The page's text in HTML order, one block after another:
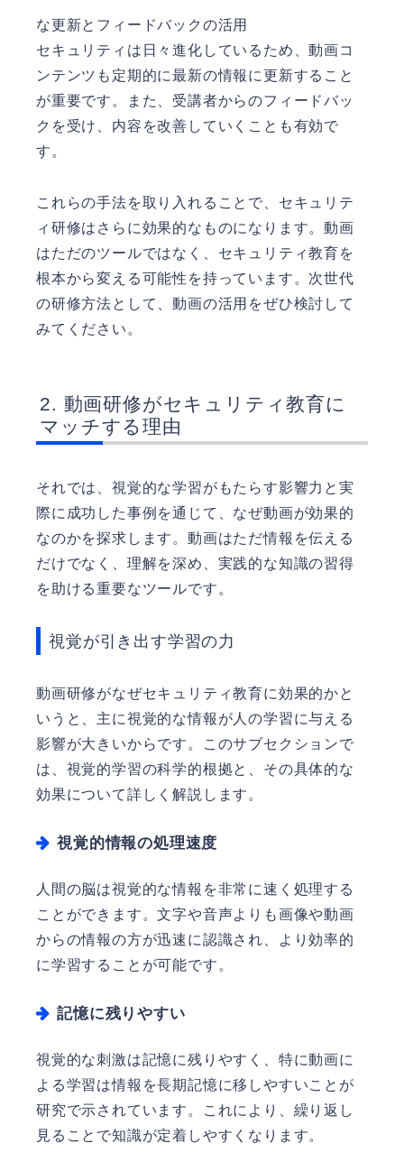
な更新とフィードバックの活用
セキュリティは日々進化しているため、動画コ
ンテンツも定期的に最新の情報に更新すること
が重要です。また、受講者からのフィードバッ
クを受け、内容を改善していくことも有効で
す。
これらの手法を取り入れることで、セキュリテ
ィ研修はさらに効果的なものになります。動画
はただのツールではなく、セキュリティ教育を
根本から変える可能性を持っています。次世代
の研修方法として、動画の活用をぜひ検討して
みてください。
動画研修がセキュリティ教育に
マッチする理由
それでは、視覚的な学習がもたらす影響力と実
際に成功した事例を通じて、なぜ動画が効果的
なのかを探求します。動画はただ情報を伝える
だけでなく、理解を深め、実践的な知識の習得
を助ける重要なツールです。
視覚が引き出す学習の力
動画研修がなぜセキュリティ教育に効果的かと
いうと、主に視覚的な情報が人の学習に与える
影響が大きいからです。このサブセクションで
は、視覚的学習の科学的根拠と、その具体的な
効果について詳しく解説します。
視覚的情報の処理速度
人間の脳は視覚的な情報を非常に速く処理する
ことができます。文字や音声よりも画像や動画
からの情報の方が迅速に認識され、より効率的
に学習することが可能です。
記憶に残りやすい
視覚的な刺激は記憶に残りやすく、特に動画に
よる学習は情報を長期記憶に移しやすいことが
研究で示されています。これにより、繰り返し
見ることで知識が定着しやすくなります。